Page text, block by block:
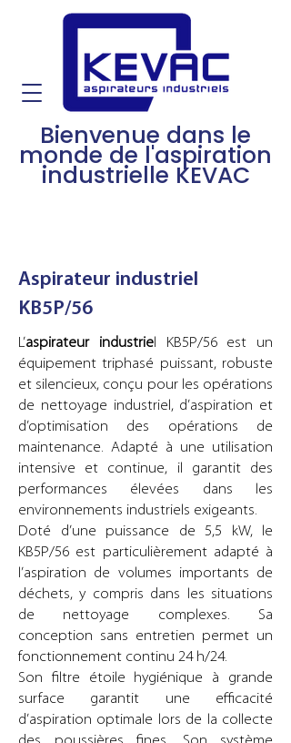
Bienvenue dans le
monde de l'aspiration
industrielle KEVAC
Aspirateur industriel
KB5P/56
L’aspirateur industriel KB5P/56 est un
équipement triphasé puissant, robuste
et silencieux, conçu pour les opérations
de nettoyage industriel, d’aspiration et
d’optimisation des opérations de
maintenance. Adapté à une utilisation
intensive et continue, il garantit des
performances élevées dans les
environnements industriels exigeants.
Doté d’une puissance de 5,5 kW, le
KB5P/56 est particulièrement adapté à
l’aspiration de volumes importants de
déchets, y compris dans les situations
de nettoyage complexes. Sa
conception sans entretien permet un
fonctionnement continu 24 h/24.
Son filtre étoile hygiénique à grande
surface garantit une efficacité
d’aspiration optimale lors de la collecte